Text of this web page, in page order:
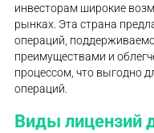
инвесторам широкие
рынках. Эта страна
операций,
преимуществами и
процессом, что выгодно
операций.
Виды лицензий